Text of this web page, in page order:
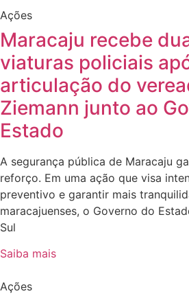
Ações
Maracaju recebe
viaturas policiais
articulação do
Ziemann junto ao
Estado
A segurança pública de Maracaju
reforço. Em uma ação que visa
preventivo e garantir mais
maracajuenses, o Governo do
Sul
Saiba mais
Ações